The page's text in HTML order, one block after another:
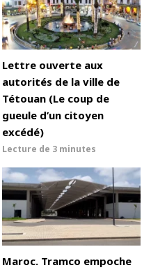
Lettre ouverte aux
autorités de la ville de
Tétouan (Le coup de
gueule d’un citoyen
excédé)
Lecture de 3 minutes
Maroc. Tramco empoche